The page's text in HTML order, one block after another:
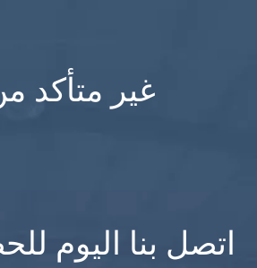
غير متأكد
اتصل بنا اليوم